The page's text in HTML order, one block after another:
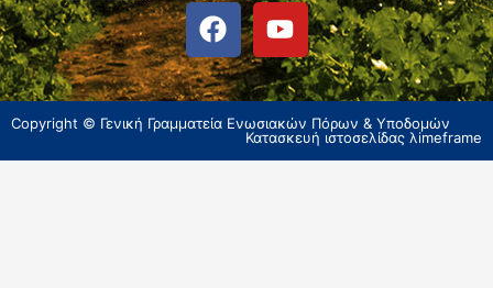
Copyright © Γενική Γραμματεία Ενωσιακών Πόρων & Υποδομών
Κατασκευή ιστοσελίδας λimeframe